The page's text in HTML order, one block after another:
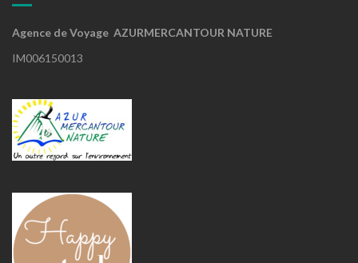
Agence de Voyage AZURMERCANTOUR NATURE
IM006150013